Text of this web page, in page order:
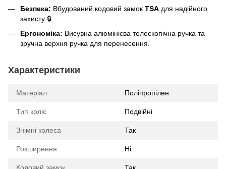
Безпека: Вбудований кодовий замок TSA для надійного
захисту 🔒
Ергономіка: Висувна алюмінієва телескопічна ручка та
зручна верхня ручка для перенесення.
Характеристики
Матеріал Поліпропілен
Тип коліс Подвійні
Знімні колеса Так
Розширення Ні
Кодовий замок Так